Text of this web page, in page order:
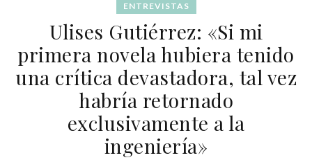
ENTREVISTAS
Ulises Gutiérrez: «Si mi
primera novela hubiera tenido
una crítica devastadora, tal vez
habría retornado
exclusivamente a la
ingeniería»